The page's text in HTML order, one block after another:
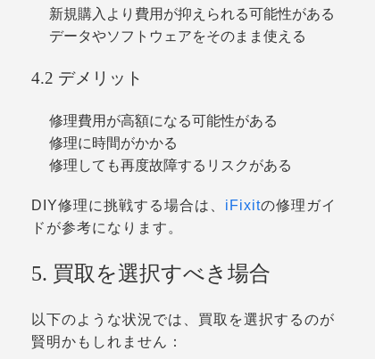
新規購入より費用が抑えられる可能性がある
データやソフトウェアをそのまま使える
4.2 デメリット
修理費用が高額になる可能性がある
修理に時間がかかる
修理しても再度故障するリスクがある
DIY修理に挑戦する場合は、 iFixitの修理ガイ
ドが参考になります。
5. 買取を選択すべき場合
以下のような状況では、買取を選択するのが
賢明かもしれません：